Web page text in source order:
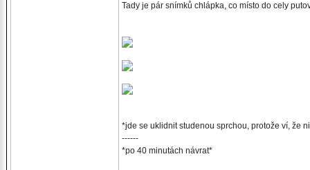
Tady je pár snímků chlápka, co místo do cely
*jde se uklidnit studenou sprchou, protože ví, že
------
*po 40 minutách návrat*